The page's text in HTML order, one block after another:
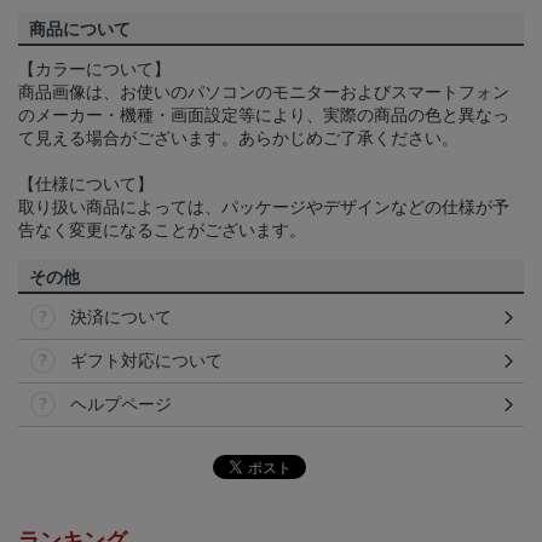
商品について
【カラーについて】
商品画像は、お使いのパソコンのモニターおよびスマートフォン
のメーカー・機種・画面設定等により、実際の商品の色と異なっ
て見える場合がございます。あらかじめご了承ください。
【仕様について】
取り扱い商品によっては、パッケージやデザインなどの仕様が予
告なく変更になることがございます。
その他
決済について
ギフト対応について
ヘルプページ